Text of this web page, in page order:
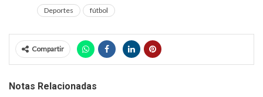
Deportes fútbol
Compartir
Notas Relacionadas